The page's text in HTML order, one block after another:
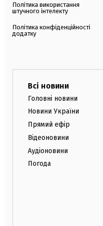
Політика використання
штучного інтелекту
Політика конфіденційності
додатку
Всі новини
Головні новини
Новини України
Прямий ефір
Відеоновини
Аудіоновини
Погода